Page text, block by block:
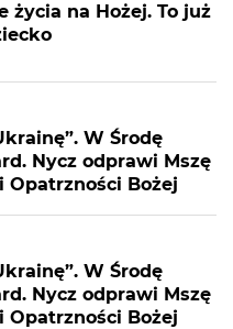
życia na Hożej. To już
W Środę
Nycz odprawi Mszę
Opatrzności Bożej
W Środę
Nycz odprawi Mszę
Opatrzności Bożej